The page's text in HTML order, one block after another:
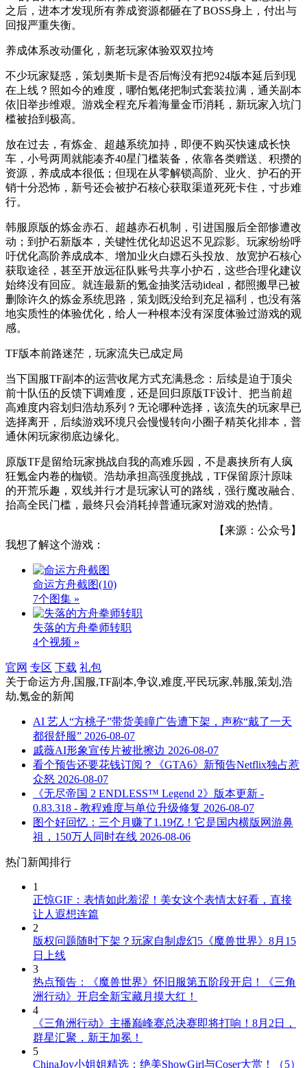
之后，进本才发现所有养成资源都砸在了BOSS身上，付出与
回报严重失衡。
养成体系改动僵化，新老玩家体验双双拉垮
不少玩家疑惑，策划奥斯卡是否后悔没有把924版本延后到现
在上线？照如今的难度，哪怕氪佬把制式套装拉满，通关副本
依旧举步维艰。游戏全程充斥着海量金币消耗，新玩家入坑门
槛被抬到极高。
放在过去，有炼金、超越系统加持，即便不购买快速成长快
车，小号两周就能凑齐40星门槛装备，依靠各类赠送、积攒的
资源，养成成本很低；但现在从零解锁高阶、业火、护石的开
销十分恐怖，新号还会被护石核心获取渠道死死卡住，寸步难
行。
韩服原版的炼金赤石、超越赤石机制，引进国服后全部惨遭改
动；到护石新版本，关键性优化却迟迟不见踪影。玩家纷纷呼
吁优化高阶养成成本、增加业火白嫖石头投放、放宽护石核心
获取途径，甚至开放远征队账号共享小护石，这些合理化建议
始终没有回应。就连最新的氪金抽奖活动ideal，都照搬早已被
删除许久的炼金系统思路，策划既没给到充足福利，也没有落
地实质性的体验优化，给人一种根本没有深度体验过游戏的观
感。
TF版本前路迷茫，玩家流失已成定局
当下国服TF副本的运营收尾方式充满悬念：后续是迫于顶尖
前十队伍的反馈下调难度，还是回归原版TF设计、把当前超
高难度内容划归浩劫系列？无论哪种选择，该流失的玩家早已
选择离开，后续游戏环境只会慢慢转向小圈子精英化排本，普
通休闲玩家彻底边缘化。
原版TF是留给玩家挑战自我的高难乐园，不是裹挟所有人疯
狂氪金内卷的枷锁。浩劫承担高强度挑战，TF保留原汁原味
的开荒乐趣，双线并行才是玩家认可的路线，强行魔改融合、
抬高全民门槛，最终只会消耗掉普通玩家对游戏的热情。
【来源：公众号】
我想了解这个游戏：
命运方舟截图(10)
7个图集 »
失落的方舟拳师转职
4个视频 »
官网 专区 下载 礼包
关于命运方舟,国服,TF副本,争议,难度,平民玩家,韩服,策划,浩
劫,氪金的新闻
AI 艺人“方桃子”带货美瞳广告遭下架，声称“戴了一天
都很舒服” 2026-08-07
戚薇AI形象宣传片被批擦边 2026-08-07
看个预告还要花钱订阅？《GTA6》新预告Netflix独占惹
众怒 2026-08-07
《无尽帝国 2 ENDLESS™ Legend 2》版本更新 -
0.83.318 - 教程难度与单位升级修复 2026-08-07
图个好回忆：三个月赚了1.19亿！它是国内横版网游鼻
祖，150万人同时在线 2026-08-06
热门新闻排行
1
正惊GIF：表情如此羞涩！美女这个表情太好看，直接
让人遐想连篇
2
版权问题随时下架？玩家自制虚幻5《魔兽世界》8月15
日上线
3
热点预告：《魔兽世界》怀旧服第五阶段开启！《三角
洲行动》开启全新宝藏月摸大红！
4
《三角洲行动》主播巅峰赛总决赛即将打响！8月2日，
群星汇聚，新王加冕！
5
ChinaJoy小姐姐精选：绝美ShowGirl与Coser大赏！（5）